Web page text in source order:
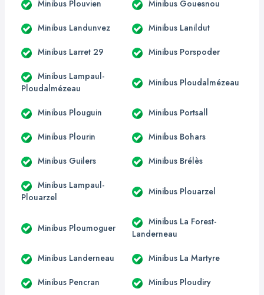
Minibus Plouvien Minibus Gouesnou
Minibus Landunvez Minibus Lanildut
Minibus Larret 29 Minibus Porspoder
Minibus Lampaul-
Ploudalmézeau
Minibus Ploudalmézeau
Minibus Plouguin Minibus Portsall
Minibus Plourin Minibus Bohars
Minibus Guilers Minibus Brélès
Minibus Lampaul-
Plouarzel
Minibus Plouarzel
Minibus Ploumoguer
Minibus La Forest-
Landerneau
Minibus Landerneau Minibus La Martyre
Minibus Pencran Minibus Ploudiry